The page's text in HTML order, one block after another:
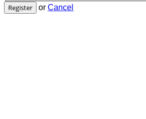
Register or Cancel